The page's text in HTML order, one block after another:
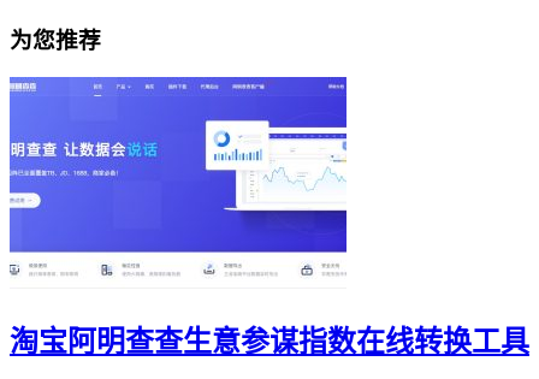
为您推荐
淘宝阿明查查生意参谋指数在线转换工具